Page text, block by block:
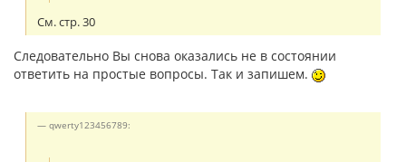
См. стр. 30
Следовательно Вы снова оказались не в состоянии
ответить на простые вопросы. Так и запишем.
qwerty123456789: